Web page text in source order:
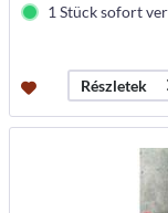
1 Stück sofort
Részletek